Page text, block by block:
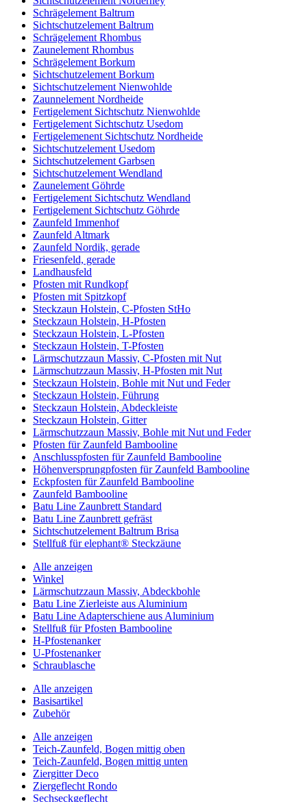
Schrägelement Baltrum
Sichtschutzelement Baltrum
Schrägelement Rhombus
Zaunelement Rhombus
Schrägelement Borkum
Sichtschutzelement Borkum
Sichtschutzelement Nienwohlde
Zaunnelement Nordheide
Fertigelement Sichtschutz Nienwohlde
Fertigelement Sichtschutz Usedom
Fertigelemenent Sichtschutz Nordheide
Sichtschutzelement Usedom
Sichtschutzelement Garbsen
Sichtschutzelement Wendland
Zaunelement Göhrde
Fertigelement Sichtschutz Wendland
Fertigelement Sichtschutz Göhrde
Zaunfeld Immenhof
Zaunfeld Altmark
Zaunfeld Nordik, gerade
Friesenfeld, gerade
Landhausfeld
Pfosten mit Rundkopf
Pfosten mit Spitzkopf
Steckzaun Holstein, C-Pfosten StHo
Steckzaun Holstein, H-Pfosten
Steckzaun Holstein, L-Pfosten
Steckzaun Holstein, T-Pfosten
Lärmschutzzaun Massiv, C-Pfosten mit Nut
Lärmschutzzaun Massiv, H-Pfosten mit Nut
Steckzaun Holstein, Bohle mit Nut und Feder
Steckzaun Holstein, Führung
Steckzaun Holstein, Abdeckleiste
Steckzaun Holstein, Gitter
Lärmschutzzaun Massiv, Bohle mit Nut und Feder
Pfosten für Zaunfeld Bambooline
Anschlusspfosten für Zaunfeld Bambooline
Höhenversprungpfosten für Zaunfeld Bambooline
Eckpfosten für Zaunfeld Bambooline
Zaunfeld Bambooline
Batu Line Zaunbrett Standard
Batu Line Zaunbrett gefräst
Sichtschutzelement Baltrum Brisa
Stellfuß für elephant® Steckzäune
Alle anzeigen
Winkel
Lärmschutzzaun Massiv, Abdeckbohle
Batu Line Zierleiste aus Aluminium
Batu Line Adapterschiene aus Aluminium
Stellfuß für Pfosten Bambooline
H-Pfostenanker
U-Pfostenanker
Schraublasche
Alle anzeigen
Basisartikel
Zubehör
Alle anzeigen
Teich-Zaunfeld, Bogen mittig oben
Teich-Zaunfeld, Bogen mittig unten
Ziergitter Deco
Ziergeflecht Rondo
Sechseckgeflecht